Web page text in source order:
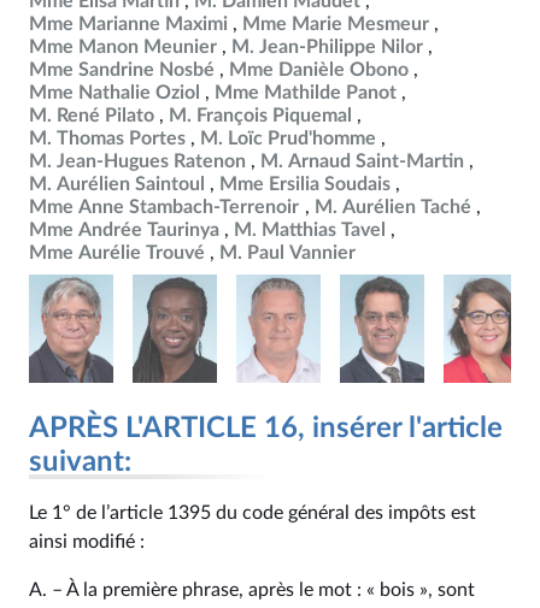
Mme Marianne Maximi
Mme Marie Mesmeur
Mme Manon Meunier
M. Jean-Philippe Nilor
Mme Sandrine Nosbé
Mme Danièle Obono
Mme Nathalie Oziol
Mme Mathilde Panot
M. René Pilato
M. François Piquemal
M. Thomas Portes
M. Loïc Prud'homme
M. Jean-Hugues Ratenon
M. Arnaud Saint-Martin
M. Aurélien Saintoul
Mme Ersilia Soudais
Mme Anne Stambach-Terrenoir
M. Aurélien Taché
Mme Andrée Taurinya
M. Matthias Tavel
Mme Aurélie Trouvé
M. Paul Vannier
APRÈS L'ARTICLE 16, insérer l'article
suivant:
Le 1° de l’article 1395 du code général des impôts est
ainsi modifié :
A. – À la première phrase, après le mot : « bois », sont